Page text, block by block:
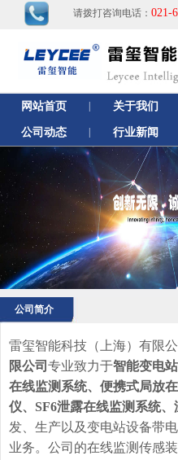
请拨打咨询电话： 021-
网站首页 关于我们
公司动态 行业新闻
公司简介
雷玺智能科技（上海）有
限公司 专业致力于智能变电
在线监测系统、 便携式局放
仪、SF6泄露在线监测系统
发、生产以及变电站设备带
业务。公司的在线监测传感